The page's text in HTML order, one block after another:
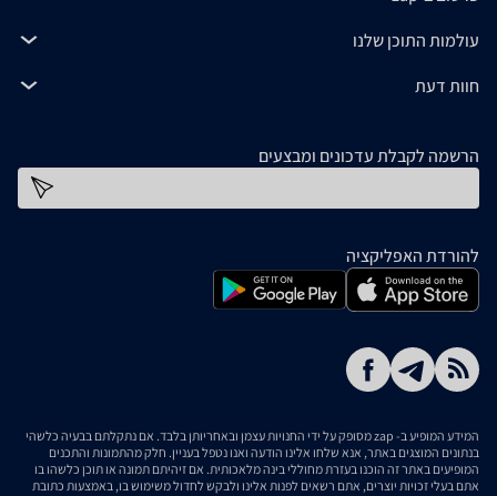
עולמות התוכן שלנו
חוות דעת
הרשמה לקבלת עדכונים ומבצעים
להורדת האפליקציה
המידע המופיע ב- zap מסופק על ידי החנויות עצמן ובאחריותן בלבד. אם נתקלתם בבעיה כלשהי
בנתונים המוצגים באתר, אנא שלחו אלינו הודעה ואנו נטפל בעניין. חלק מהתמונות והתכנים
המופיעים באתר זה הוכנו בעזרת מחוללי בינה מלאכותית. אם זיהיתם תמונה או תוכן כלשהו בו
אתם בעלי זכויות יוצרים, אתם רשאים לפנות אלינו ולבקש לחדול משימוש בו, באמצעות כתובת